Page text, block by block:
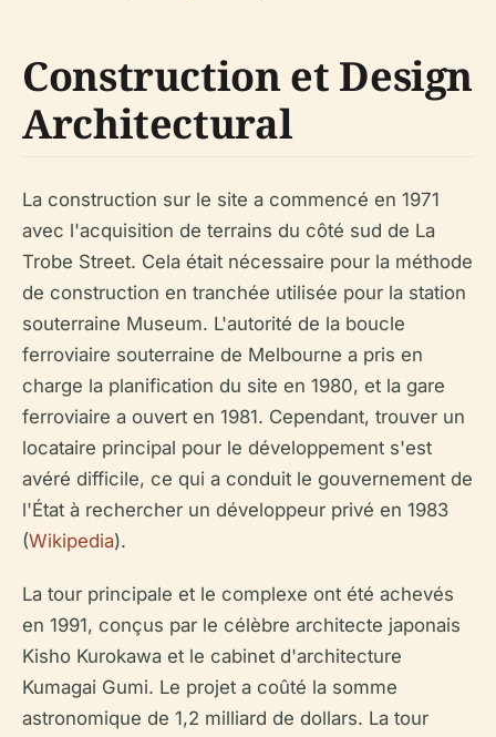
Construction et Design
Architectural
La construction sur le site a commencé en 1971
avec l'acquisition de terrains du côté sud de La
Trobe Street. Cela était nécessaire pour la méthode
de construction en tranchée utilisée pour la station
souterraine Museum. L'autorité de la boucle
ferroviaire souterraine de Melbourne a pris en
charge la planification du site en 1980, et la gare
ferroviaire a ouvert en 1981. Cependant, trouver un
locataire principal pour le développement s'est
avéré difficile, ce qui a conduit le gouvernement de
l'État à rechercher un développeur privé en 1983
(Wikipedia).
La tour principale et le complexe ont été achevés
en 1991, conçus par le célèbre architecte japonais
Kisho Kurokawa et le cabinet d'architecture
Kumagai Gumi. Le projet a coûté la somme
astronomique de 1,2 milliard de dollars. La tour